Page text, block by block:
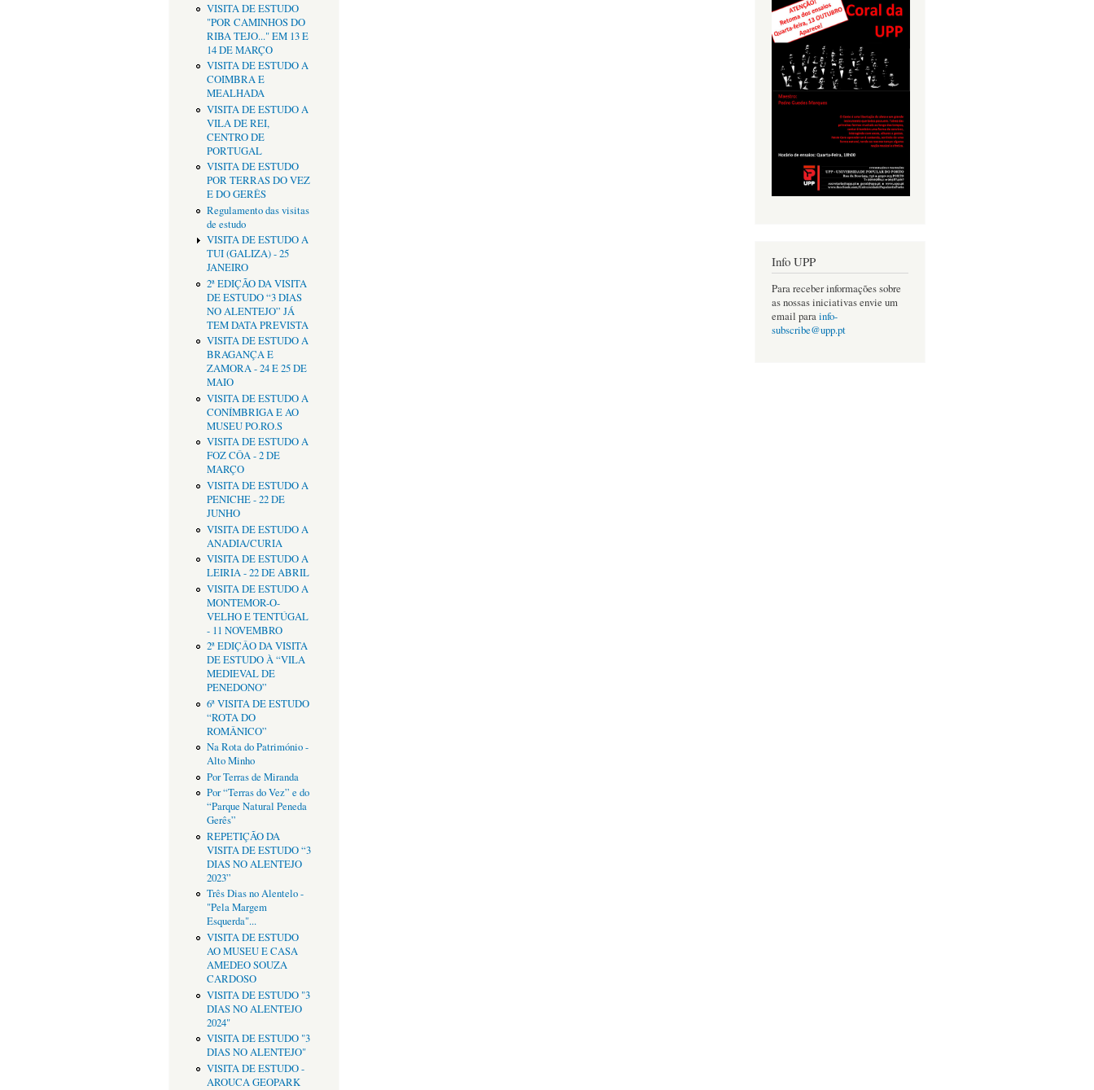
VISITA DE ESTUDO
"POR CAMINHOS DO
RIBA TEJO..." EM 13 E
14 DE MARÇO
VISITA DE ESTUDO A
COIMBRA E
MEALHADA
VISITA DE ESTUDO A
VILA DE REI,
CENTRO DE
PORTUGAL
VISITA DE ESTUDO
POR TERRAS DO VEZ
E DO GERÊS
Regulamento das visitas
de estudo
VISITA DE ESTUDO A
TUI (GALIZA) - 25
JANEIRO
2ª EDIÇÃO DA VISITA
DE ESTUDO “3 DIAS
NO ALENTEJO” JÁ
TEM DATA PREVISTA
VISITA DE ESTUDO A
BRAGANÇA E
ZAMORA - 24 E 25 DE
MAIO
VISITA DE ESTUDO A
CONÍMBRIGA E AO
MUSEU PO.RO.S
VISITA DE ESTUDO A
FOZ CÔA - 2 DE
MARÇO
VISITA DE ESTUDO A
PENICHE - 22 DE
JUNHO
VISITA DE ESTUDO A
ANADIA/CURIA
VISITA DE ESTUDO A
LEIRIA - 22 DE ABRIL
VISITA DE ESTUDO A
MONTEMOR-O-
VELHO E TENTÚGAL
- 11 NOVEMBRO
2ª EDIÇÂO DA VISITA
DE ESTUDO À “VILA
MEDIEVAL DE
PENEDONO”
6ª VISITA DE ESTUDO
“ROTA DO
ROMÂNICO”
Na Rota do Património -
Alto Minho
Por Terras de Miranda
Por “Terras do Vez” e do
“Parque Natural Peneda
Gerês”
REPETIÇÃO DA
VISITA DE ESTUDO “3
DIAS NO ALENTEJO
2023”
Três Dias no Alentelo -
"Pela Margem
Esquerda"...
VISITA DE ESTUDO
AO MUSEU E CASA
AMEDEO SOUZA
CARDOSO
VISITA DE ESTUDO "3
DIAS NO ALENTEJO
2024"
VISITA DE ESTUDO "3
DIAS NO ALENTEJO"
VISITA DE ESTUDO -
AROUCA GEOPARK
Info UPP
Para receber informações sobre
as nossas iniciativas envie um
email parainfo-
subscribe@upp.pt